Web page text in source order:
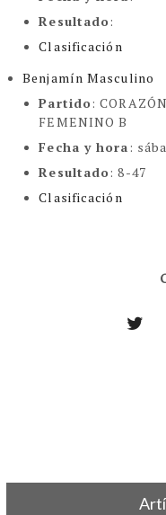
Resultado:
Clasificación
Benjamín Masculino
Partido:
FEMENINO B
Fecha y hora:
Resultado: 8-47
Clasificación